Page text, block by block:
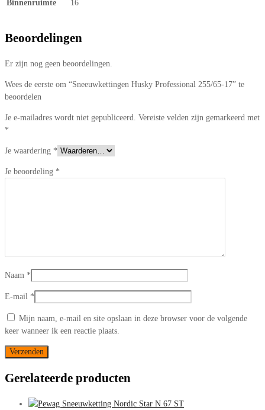
Binnenruimte 16
Beoordelingen
Er zijn nog geen beoordelingen.
Wees de eerste om “Sneeuwkettingen Husky Professional 255/65-17” te
beoordelen
Je e-mailadres wordt niet gepubliceerd. Vereiste velden zijn gemarkeerd met
*
Je waardering *
Je beoordeling *
Naam *
E-mail *
Mijn naam, e-mail en site opslaan in deze browser voor de volgende
keer wanneer ik een reactie plaats.
Gerelateerde producten